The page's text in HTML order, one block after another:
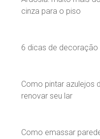
cinza para o piso
6 dicas de
Como pintar azulejos
renovar seu lar
Como emassar